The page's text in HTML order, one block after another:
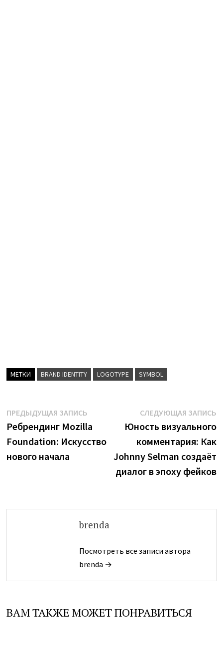
МЕТКИ BRAND IDENTITY LOGOTYPE SYMBOL
Навигация
по
записям
ПРЕДЫДУЩАЯ ЗАПИСЬ
запись:
Ребрендинг Mozilla
Foundation: Искусство
нового начала
СЛЕДУЮЩАЯ ЗАПИСЬ
Юность визуального
комментария: Как
Johnny Selman создаёт
диалог в эпоху фейков
brenda
Посмотреть все записи автора
brenda →
ВАМ ТАКЖЕ МОЖЕТ ПОНРАВИТЬСЯ